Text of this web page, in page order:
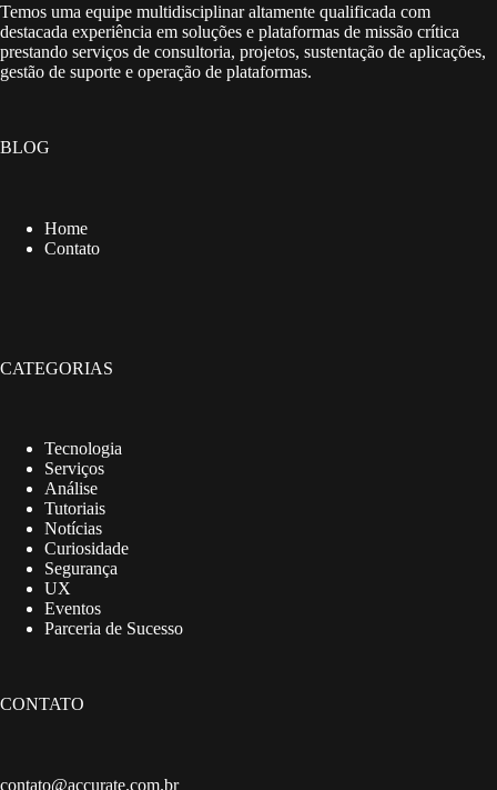
Temos uma equipe multidisciplinar altamente qualificada com
destacada experiência em soluções e plataformas de missão crítica
prestando serviços de consultoria, projetos, sustentação de aplicações,
gestão de suporte e operação de plataformas.
BLOG
Home
Contato
CATEGORIAS
Tecnologia
Serviços
Análise
Tutoriais
Notícias
Curiosidade
Segurança
UX
Eventos
Parceria de Sucesso
CONTATO
contato@accurate.com.br